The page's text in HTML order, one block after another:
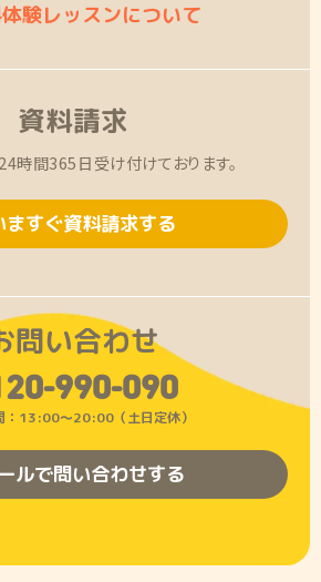
験レッスンについて
資料請求
時間365日受け付けております。
ますぐ資料請求する
問い合わせ
990-090
：13:00〜20:00（土日定休）
ルで問い合わせする